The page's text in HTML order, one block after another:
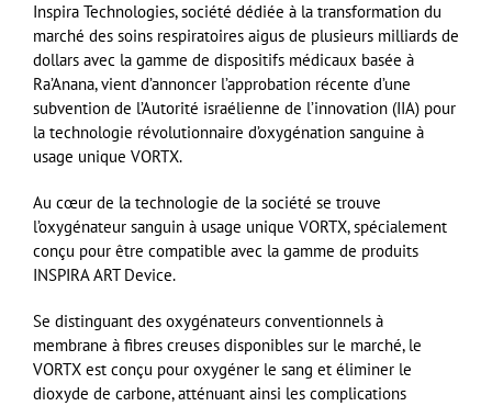
Inspira Technologies, société dédiée à la transformation du
marché des soins respiratoires aigus de plusieurs milliards de
dollars avec la gamme de dispositifs médicaux basée à
Ra’Anana, vient d’annoncer l’approbation récente d’une
subvention de l’Autorité israélienne de l’innovation (IIA) pour
la technologie révolutionnaire d’oxygénation sanguine à
usage unique VORTX.
Au cœur de la technologie de la société se trouve
l’oxygénateur sanguin à usage unique VORTX, spécialement
conçu pour être compatible avec la gamme de produits
INSPIRA ART Device.
Se distinguant des oxygénateurs conventionnels à
membrane à fibres creuses disponibles sur le marché, le
VORTX est conçu pour oxygéner le sang et éliminer le
dioxyde de carbone, atténuant ainsi les complications